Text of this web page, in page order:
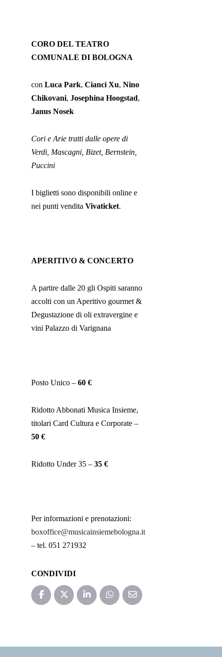
CORO DEL TEATRO
COMUNALE DI BOLOGNA
con Luca Park, Cianci Xu, Nino
Chikovani, Josephina Hoogstad,
Janus Nosek
Cori e Arie tratti dalle opere di
Verdi, Mascagni, Bizet, Bernstein,
Puccini
I biglietti sono disponibili online e
nei punti vendita Vivaticket.
APERITIVO & CONCERTO
A partire dalle 20 gli Ospiti saranno
accolti con un Aperitivo gourmet &
Degustazione di oli extravergine e
vini Palazzo di Varignana
Posto Unico – 60 €
Ridotto Abbonati Musica Insieme,
titolari Card Cultura e Corporate –
50 €
Ridotto Under 35 – 35 €
Per informazioni e prenotazioni:
boxoffice@musicainsiemebologna.it
– tel. 051 271932
CONDIVIDI